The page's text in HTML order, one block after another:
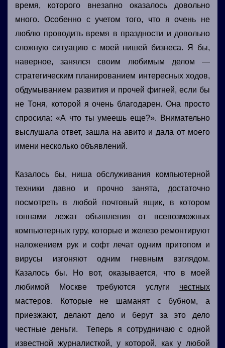
время, которого внезапно оказалось довольно
много. Особенно с учетом того, что я очень не
люблю проводить время в праздности и довольно
сложную ситуацию с моей нишей бизнеса. Я бы,
наверное, занялся своим любимым делом —
стратегическим планированием интересных ходов,
обдумыванием развития и прочей фигней, если бы
не Тоня, которой я очень благодарен. Она просто
спросила: «А что ты умеешь еще?». Внимательно
выслушала ответ, зашла на авито и дала от моего
имени несколько объявлений.
Казалось бы, ниша обслуживания компьютерной
техники давно и прочно занята, достаточно
посмотреть в любой почтовый ящик, в котором
тоннами лежат объявления от всевозможных
компьютерных гуру, которые и железо ремонтируют
наложением рук и софт лечат одним притопом и
вирусы изгоняют одним гневным взглядом.
Казалось бы. Но вот, оказывается, что в моей
любимой Москве требуются услуги честных
мастеров. Которые не шаманят с бубном, а
приезжают, делают дело и берут за это дело
честные деньги. Теперь я сотрудничаю с одной
известной журналисткой, у которой, как у любой